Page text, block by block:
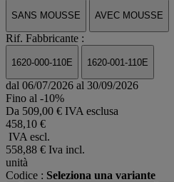
SANS MOUSSE AVEC MOUSSE
Rif. Fabbricante :
1620-000-110E 1620-001-110E
dal 06/07/2026 al 30/09/2026
Fino al -10%
Da 509,00 € IVA esclusa
458,10 €
IVA escl.
558,88 € Iva incl.
unità
Codice : Seleziona una variante